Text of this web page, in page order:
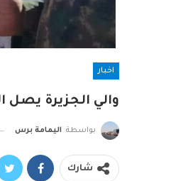
اخبار
والي الجزيرة يصل
بواسطة اليمامة برس
شارك